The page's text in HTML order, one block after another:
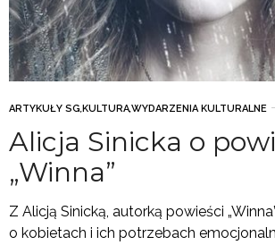
ARTYKUŁY SG,KULTURA,WYDARZENIA KULTURALNE
Alicja Sinicka o
„Winna”
Z Alicją Sinicką, autorką powieści
o kobietach i ich potrzebach